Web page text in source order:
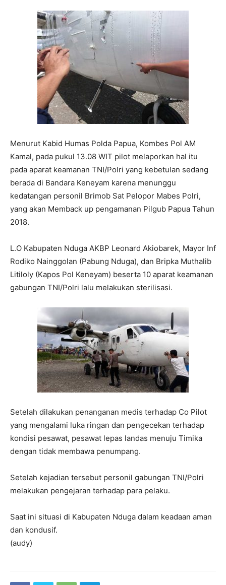
Menurut Kabid Humas Polda Papua, Kombes Pol AM
Kamal, pada pukul 13.08 WIT pilot melaporkan hal itu
pada aparat keamanan TNI/Polri yang kebetulan sedang
berada di Bandara Keneyam karena menunggu
kedatangan personil Brimob Sat Pelopor Mabes Polri,
yang akan Memback up pengamanan Pilgub Papua Tahun
2018.
L.O Kabupaten Nduga AKBP Leonard Akiobarek, Mayor Inf
Rodiko Nainggolan (Pabung Nduga), dan Bripka Muthalib
Litiloly (Kapos Pol Keneyam) beserta 10 aparat keamanan
gabungan TNI/Polri lalu melakukan sterilisasi.
Setelah dilakukan penanganan medis terhadap Co Pilot
yang mengalami luka ringan dan pengecekan terhadap
kondisi pesawat, pesawat lepas landas menuju Timika
dengan tidak membawa penumpang.
Setelah kejadian tersebut personil gabungan TNI/Polri
melakukan pengejaran terhadap para pelaku.
Saat ini situasi di Kabupaten Nduga dalam keadaan aman
dan kondusif.
(audy)